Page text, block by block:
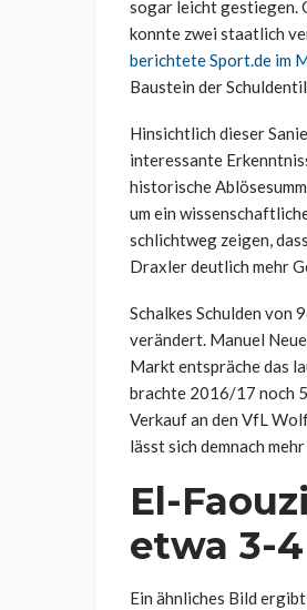
sogar leicht gestiegen.
konnte zwei staatlich
berichtete Sport.de im
Baustein der
Hinsichtlich dieser
interessante
historische
um ein
schlichtweg zeigen,
Draxler deutlich mehr
Schalkes Schulden von
verändert. Manuel
Markt entspräche das
brachte 2016/17 noch
Verkauf an den VfL
lässt sich demnach
El-
etwa 3-
Ein ähnliches Bild